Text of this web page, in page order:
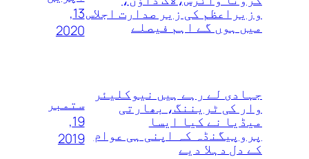
وزیراعظم کی زیر صدارت اجلاس
میں ہوں گے اہم فیصلے
13,
2020
جہادی لے رہے ہیں نیوکلیئر
وار کی ٹریننگ، بھارتی
میڈیا نے کیا ایسا
پروپیگنڈہ کہ اپنی ہی عوام
کے دل دہلا دیے
ستمبر
19,
2019